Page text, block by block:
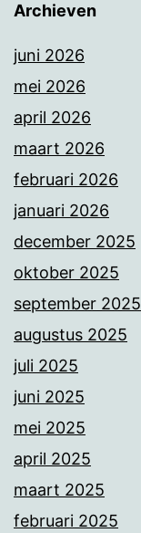
Archieven
juni 2026
mei 2026
april 2026
maart 2026
februari 2026
januari 2026
december 2025
oktober 2025
september 2025
augustus 2025
juli 2025
juni 2025
mei 2025
april 2025
maart 2025
februari 2025